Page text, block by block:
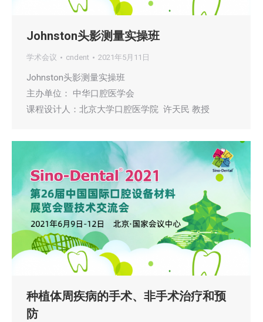
Johnston头影测量实操班
学术会议 cndent 2021年5月11日
Johnston头影测量实操班
主办单位： 中华口腔医学会
课程设计人：北京大学口腔医学院 许天民 教授
种植体周疾病的手术、非手术治疗和预
防